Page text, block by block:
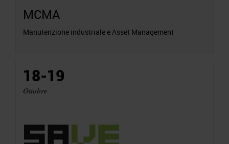
MCMA
Manutenzione industriale e Asset Management
18-19
Ottobre